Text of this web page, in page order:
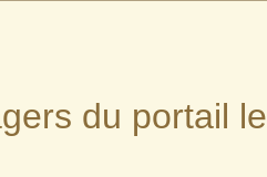
du portail